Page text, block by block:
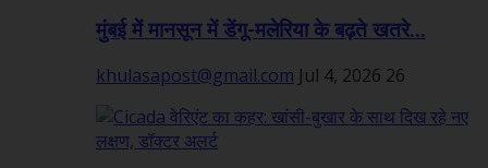
मुंबई में मानसून में डेंगू-मलेरिया के बढ़ते खतरे...
khulasapost@gmail.com Jul 4, 2026 26